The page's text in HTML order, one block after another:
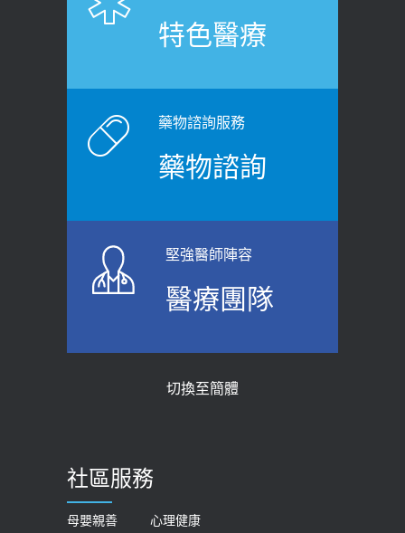
健康肛門痛都是痔瘡?醫談瘍瘍瘻管與肛
裂差異 逾50歲民眾可做1事
原則避免血糖血壓飆高
2026-06-08
上班常待在冷氣房？小心泌尿道感染
醫示警：1病症嚴重恐喪命
2026-05-21
女性必看國健署公費懶人包！這幾項檢
展運動」預防落枕
老後睡不好、夜間易跌倒
2021-03-05
骨科魏志定主任接受專訪 【年代電視
質密度檢查！醫：注意5重點可逆轉
膝蓋退化有9大部位 骨科醫坦言：不
一定得換人工關節
特色醫療
藥物諮詢服務
藥物諮詢
堅強醫師陣容
醫療團隊
切換至簡體
社區服務
母嬰親善
心理健康